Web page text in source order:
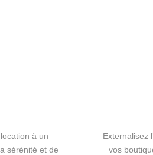
à un
sérénité et de
Externalisez
vos